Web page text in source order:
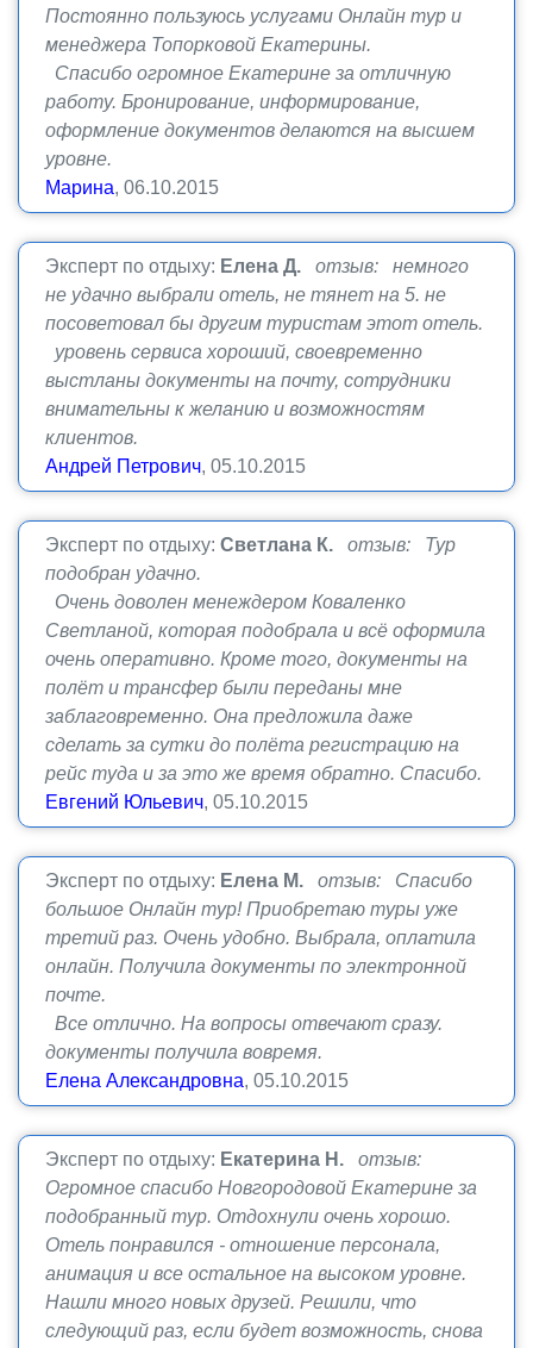
Постоянно пользуюсь услугами Онлайн тур и
менеджера Топорковой Екатерины.
Спасибо огромное Екатерине за отличную
работу. Бронирование, информирование,
оформление документов делаются на высшем
уровне.
Марина, 06.10.2015
Эксперт по отдыху: Елена Д.
отзыв: немного
не удачно выбрали отель, не тянет на 5. не
посоветовал бы другим туристам этот отель.
уровень сервиса хороший, своевременно
выстланы документы на почту, сотрудники
внимательны к желанию и возможностям
клиентов.
Андрей Петрович, 05.10.2015
Эксперт по отдыху: Светлана К.
отзыв: Тур
подобран удачно.
Очень доволен менеждером Коваленко
Светланой, которая подобрала и всё оформила
очень оперативно. Кроме того, документы на
полёт и трансфер были переданы мне
заблаговременно. Она предложила даже
сделать за сутки до полёта регистрацию на
рейс туда и за это же время обратно. Спасибо.
Евгений Юльевич, 05.10.2015
Эксперт по отдыху: Елена М.
отзыв: Спасибо
большое Онлайн тур! Приобретаю туры уже
третий раз. Очень удобно. Выбрала, оплатила
онлайн. Получила документы по электронной
почте.
Все отлично. На вопросы отвечают сразу.
документы получила вовремя.
Елена Александровна, 05.10.2015
Эксперт по отдыху: Екатерина Н.
отзыв:
Огромное спасибо Новгородовой Екатерине за
подобранный тур. Отдохнули очень хорошо.
Отель понравился - отношение персонала,
анимация и все остальное на высоком уровне.
Нашли много новых друзей. Решили, что
следующий раз, если будет возможность, снова